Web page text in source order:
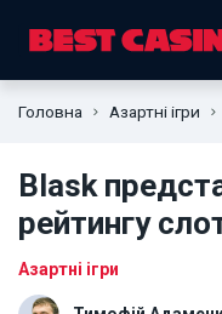
Головна Азартні ігри
Blask
рейтингу
Азартні ігри